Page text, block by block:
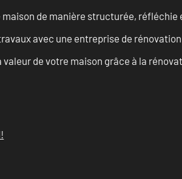
de manière structurée,
avec une entreprise de
de votre maison grâce à la